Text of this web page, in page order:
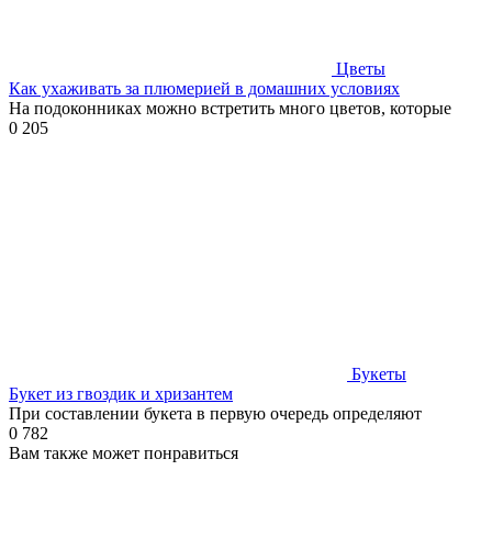
Цветы
Как ухаживать за плюмерией в домашних условиях
На подоконниках можно встретить много цветов, которые
0 205
Букеты
Букет из гвоздик и хризантем
При составлении букета в первую очередь определяют
0 782
Вам также может понравиться